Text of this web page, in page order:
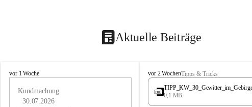
Aktuelle Beiträge
L
vor 1 Woche
Kundmachung
30.07.2026
L
a
e
vor 2 WochenTipps & Tricks
TIPP_KW_30_Gewitter_im_Gebirge
0,1 MB